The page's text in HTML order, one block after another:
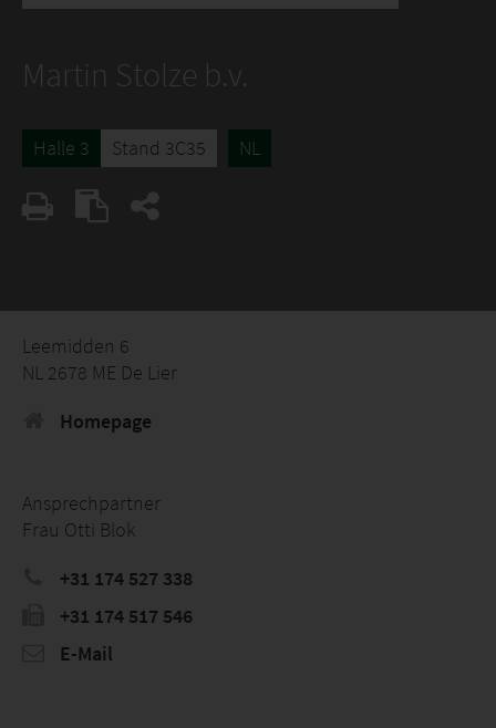
Martin Stolze b.v.
Halle 3 Stand 3C35 NL
Leemidden 6
NL 2678 ME De Lier
Homepage
Ansprechpartner
Frau Otti Blok
+31 174 527 338
+31 174 517 546
E-Mail